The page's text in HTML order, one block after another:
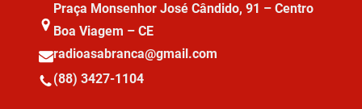
Praça Monsenhor José Cândido, 91 – Centro
Boa Viagem – CE
radioasabranca@gmail.com
(88) 3427-1104